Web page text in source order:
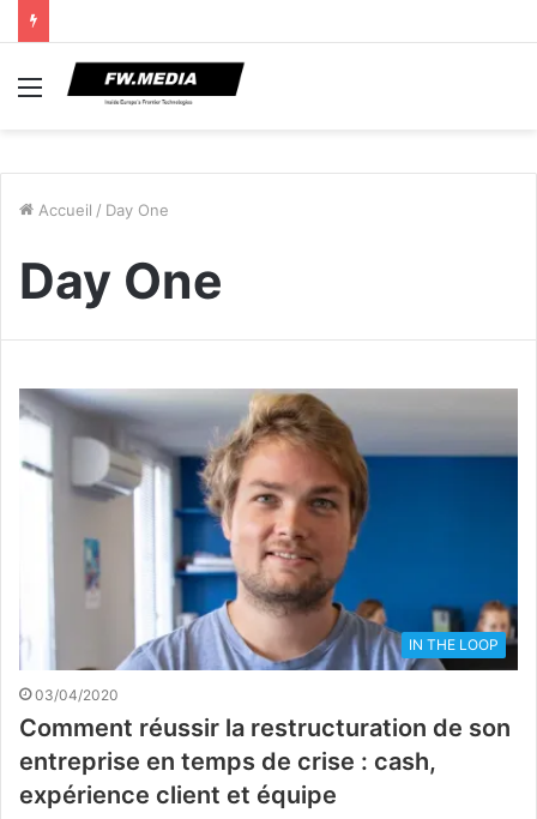
Menu
Accueil / Day One
Day One
IN THE LOOP
03/04/2020
Comment réussir la restructuration de son
entreprise en temps de crise : cash,
expérience client et équipe